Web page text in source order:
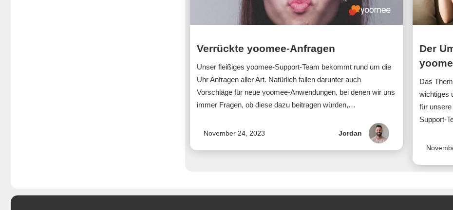
die du machst
Verrückte yoomee-Anfragen
Unser fleißiges yoomee-Support-Team bekommt rund um die
Uhr Anfragen aller Art. Natürlich fallen darunter auch
Vorschläge für neue yoomee-Anwendungen, bei denen wir uns
immer Fragen, ob diese dazu beitragen würden,…
November 24, 2023 Jordan
Der
Das
wichtiges
für
Support-